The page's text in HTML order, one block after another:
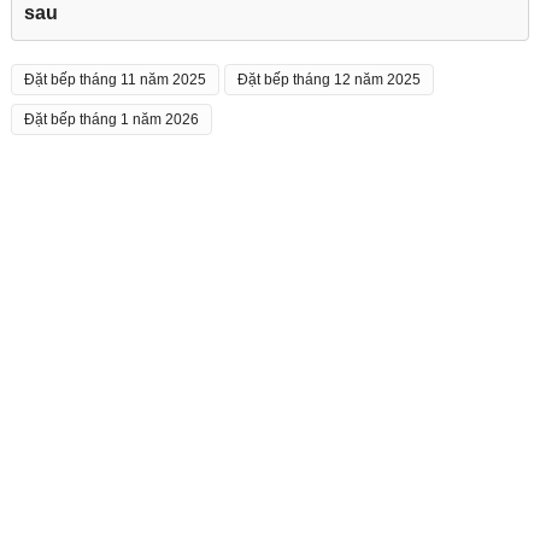
sau
Đặt bếp tháng 11 năm 2025 Đặt bếp tháng 12 năm 2025
Đặt bếp tháng 1 năm 2026